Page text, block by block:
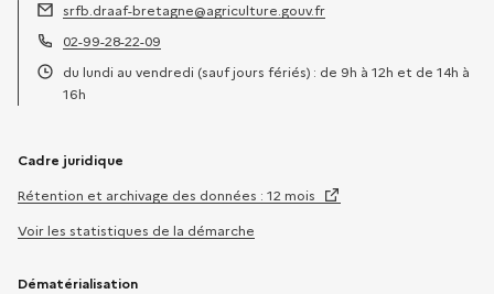
Adresse électronique :
srfb.draaf-bretagne@agriculture.gouv.fr
Téléphone :
02-99-28-22-09
Horaires :
du lundi au vendredi (sauf jours fériés) : de 9h à 12h et de 14h à
16h
Cadre juridique
Rétention et archivage des données : 12 mois
Voir les statistiques de la démarche
Dématérialisation